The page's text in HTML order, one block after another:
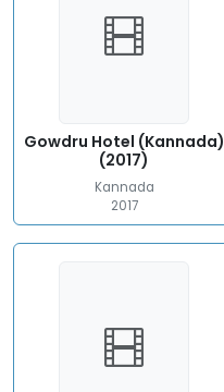
Gowdru Hotel (Kannada)
(2017)
Kannada
2017